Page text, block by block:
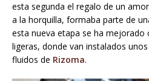
esta segunda el regalo de un
a la horquilla, formaba parte de
esta nueva etapa se ha mejorado
ligeras, donde van instalados
fluidos de Rizoma.